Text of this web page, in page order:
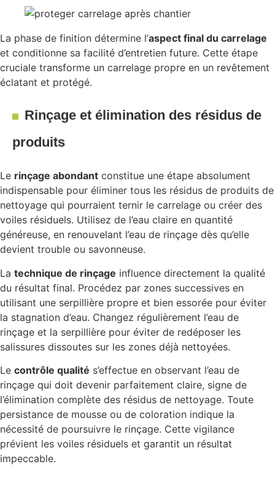
La phase de finition détermine l’aspect final du carrelage
et conditionne sa facilité d’entretien future. Cette étape
cruciale transforme un carrelage propre en un revêtement
éclatant et protégé.
Rinçage et élimination des résidus de
produits
Le rinçage abondant constitue une étape absolument
indispensable pour éliminer tous les résidus de produits de
nettoyage qui pourraient ternir le carrelage ou créer des
voiles résiduels. Utilisez de l’eau claire en quantité
généreuse, en renouvelant l’eau de rinçage dès qu’elle
devient trouble ou savonneuse.
La technique de rinçage influence directement la qualité
du résultat final. Procédez par zones successives en
utilisant une serpillière propre et bien essorée pour éviter
la stagnation d’eau. Changez régulièrement l’eau de
rinçage et la serpillière pour éviter de redéposer les
salissures dissoutes sur les zones déjà nettoyées.
Le contrôle qualité s’effectue en observant l’eau de
rinçage qui doit devenir parfaitement claire, signe de
l’élimination complète des résidus de nettoyage. Toute
persistance de mousse ou de coloration indique la
nécessité de poursuivre le rinçage. Cette vigilance
prévient les voiles résiduels et garantit un résultat
impeccable.